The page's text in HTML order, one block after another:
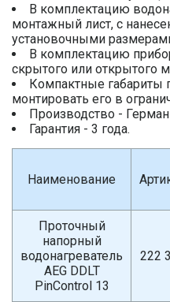
В комплектацию
монтажный лист, с
установочными
В комплектацию
скрытого или открытого
Компактные габариты
монтировать его в
Производство -
Гарантия - 3 года.
Наименование
Проточный
напорный
водонагреватель
AEG DDLT
PinControl 13
222